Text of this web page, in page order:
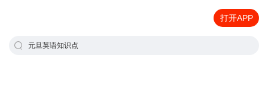
打开APP
元旦英语知识点